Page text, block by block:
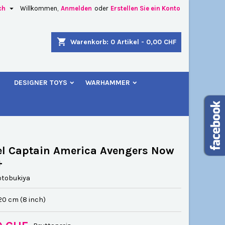
Willkommen, Anmelden oder Erstellen Sie ein Konto

shopping_cart Warenkorb: 0 Artikel - 0,00 CHF
DESIGNER TOYS WARHAMMER
Captain America Avengers Now
cm (8 inch)